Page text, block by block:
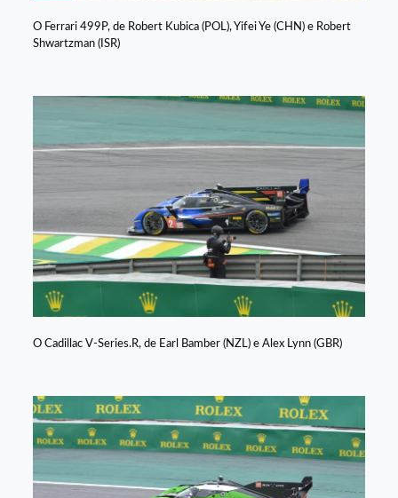
O Ferrari 499P, de Robert Kubica (POL), Yifei Ye (CHN) e Robert
Shwartzman (ISR)
O Cadillac V-Series.R, de Earl Bamber (NZL) e Alex Lynn (GBR)